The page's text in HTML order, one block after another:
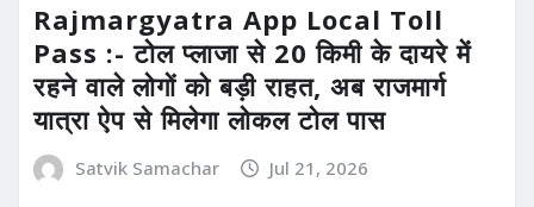
Rajmargyatra App Local Toll
Pass :- टोल प्लाजा से 20 किमी के दायरे में
रहने वाले लोगों को बड़ी राहत, अब राजमार्ग
यात्रा ऐप से मिलेगा लोकल टोल पास
Satvik Samachar Jul 21, 2026